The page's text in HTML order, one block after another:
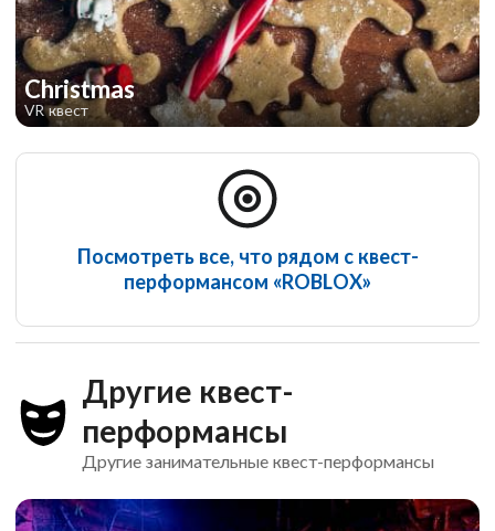
Christmas
VR квест
Посмотреть все, что рядом с квест-
перформансом «ROBLOX»
Другие квест-
перформансы
Другие занимательные квест-перформансы